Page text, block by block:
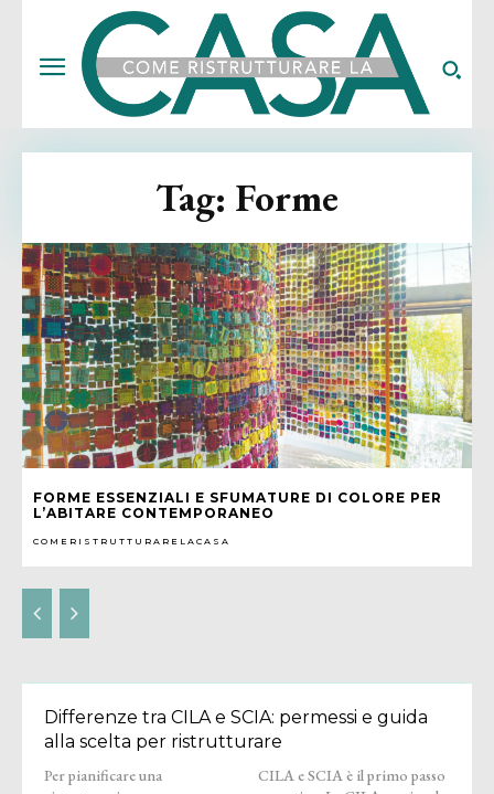
FORME ESSENZIALI E SFUMATURE DI COLORE PER
L’ABITARE CONTEMPORANEO
COMERISTRUTTURARELACASA
Tag: Forme
Differenze tra CILA e SCIA: permessi e guida
alla scelta per ristrutturare
Per pianificare una
CILA e SCIA è il primo passo